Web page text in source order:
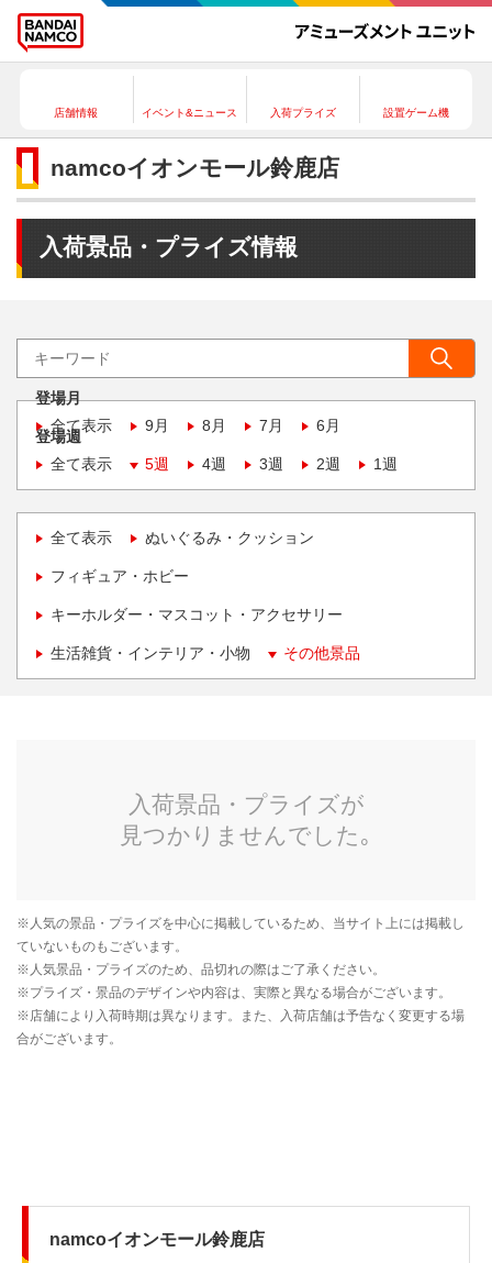
店舗情報 イベント&ニュース 入荷プライズ 設置ゲーム機
namcoイオンモール鈴鹿店
入荷景品・プライズ情報
登場月
全て表示
9月 8月 7月 6月
登場週
全て表示
5週 4週 3週 2週 1週
全て表示 ぬいぐるみ・クッション
フィギュア・ホビー
キーホルダー・マスコット・アクセサリー
生活雑貨・インテリア・小物 その他景品
namcoイオンモール鈴鹿店